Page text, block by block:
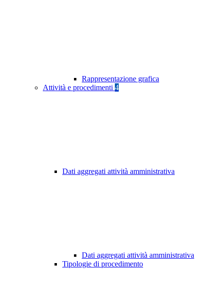
Rappresentazione grafica
Attività e procedimenti 4
Dati aggregati attività amministrativa
Dati aggregati attività amministrativa
Tipologie di procedimento